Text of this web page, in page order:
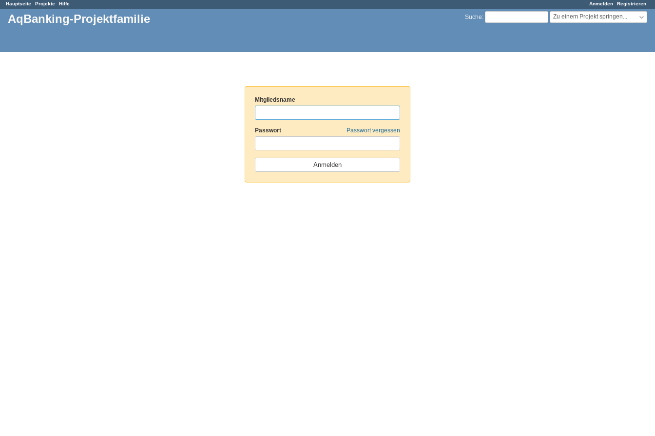
Anmelden Registrieren
Hauptseite Projekte Hilfe
Suche: Zu einem Projekt springen...
AqBanking-Projektfamilie
Mitgliedsname
Passwort Passwort vergessen